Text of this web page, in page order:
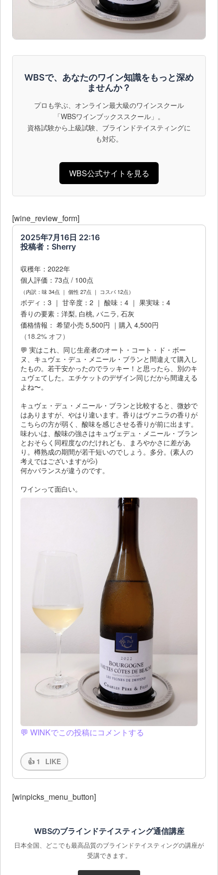
WBSで、あなたのワイン知識をもっと深め
ませんか？
プロも学ぶ、オンライン最大級のワインスクール
「WBSワインブックススクール」。
資格試験から上級試験、ブラインドテイスティングに
も対応。
WBS公式サイトを見る
[wine_review_form]
2025年7月16日 22:16
投稿者：Sherry
収穫年：2022年
個人評価：73点 / 100点
（内訳：味 34点 ｜ 個性 27点 ｜ コスパ 12点）
ボディ：3 ｜ 甘辛度：2 ｜ 酸味：4 ｜ 果実味：4
香りの要素：洋梨, 白桃, バニラ, 石灰
価格情報： 希望小売 5,500円 ｜購入 4,500円
（18.2% オフ）
💬 実はこれ、同じ生産者のオート・コート・ド・ボー
ヌ、キュヴェ・デュ・メニール・ブランと間違えて購入し
たもの。若干安かったのでラッキー！と思ったら、別のキ
ュヴェてした。エチケットのデザイン同じだから間違える
よね〜。
キュヴェ・デュ・メニール・ブランと比較すると、微妙で
はありますが、やはり違います。香りはヴァニラの香りが
こちらの方が弱く、酸味を感じさせる香りが前に出ます。
味わいは、酸味の強さはキュヴェデュ・メニール・ブラン
とおそらく同程度なのだけれども、まろやかさに差があ
り。樽熟成の期間が若干短いのでしょう。多分。(素人の
考えではございますが💦)
何かバランスが違うのです。
ワインって面白い。
💬 WINKでこの投稿にコメントする
👍 1 LIKE
[winpicks_menu_button]
WBSのブラインドテイスティング通信講座
日本全国、どこでも最高品質のブラインドテイスティングの講座が
受講できます。